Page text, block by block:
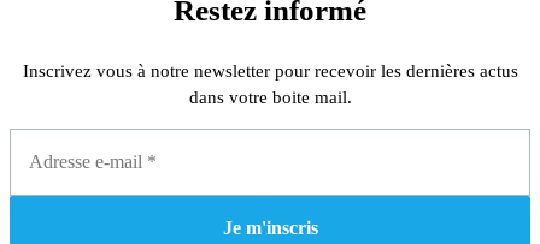
Restez informé
Inscrivez vous à notre newsletter pour recevoir les dernières actus
dans votre boite mail.